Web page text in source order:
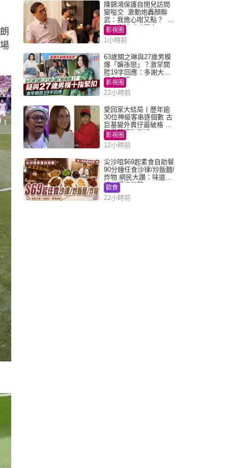
陳錦鴻保護自閉兒訪問
變嗌交 激動炮轟顏聯
武：我擔心咁又點？ 網
民：主持咄咄逼人
影視圈
1小時前
63歲關之琳與27歲男模
爆「嫲孫戀」？激罕開
腔19字回應：多謝大家
掛念近況
影視圈
22小時前
愛回家大結局丨歷年逾
30位神級客串逐個數 古
巨基變外賣仔最破格 歐
陽震華情陷群姐
影視圈
12小時前
尖沙咀$69起素食自助餐
90分鐘任食沙律/炒飯麵/
炸物 網民大讚：味道
好，環境闊落
飲食
22小時前